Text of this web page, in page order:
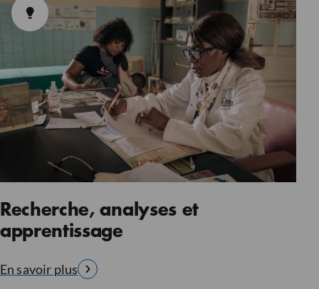
Recherche, analyses et
apprentissage
En savoir plus